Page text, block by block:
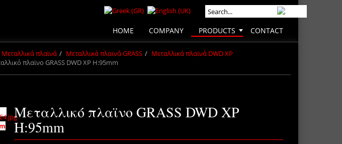
HOME COMPANY PRODUCTS CONTACT
Μεταλλικά πλαϊνά Μεταλλικά πλαϊνά GRASS
Μεταλλικά πλαϊνά DWD XP
πλαϊνο GRASS DWD XP H:95mm
Μεταλλικό πλαϊνο GRASS DWD XP
H:95mm